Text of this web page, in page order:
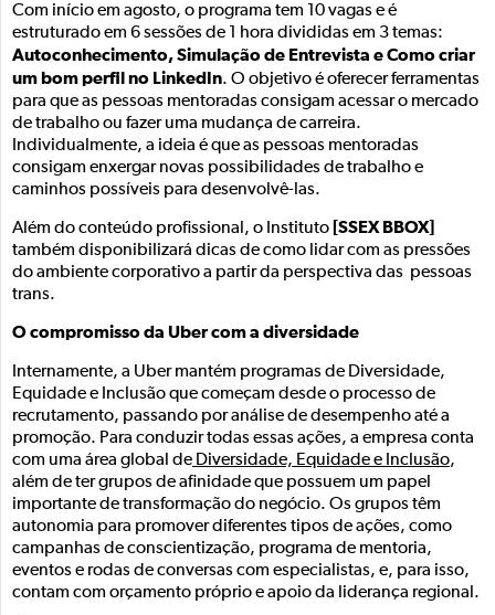
Com início em agosto, o programa tem 10 vagas e é
estruturado em 6 sessões de 1 hora divididas em 3 temas:
Autoconhecimento, Simulação de Entrevista e Como criar
um bom perfil no LinkedIn. O objetivo é oferecer ferramentas
para que as pessoas mentoradas consigam acessar o mercado
de trabalho ou fazer uma mudança de carreira.
Individualmente, a ideia é que as pessoas mentoradas
consigam enxergar novas possibilidades de trabalho e
caminhos possíveis para desenvolvê-las.
Além do conteúdo profissional, o Instituto [SSEX BBOX]
também disponibilizará dicas de como lidar com as pressões
do ambiente corporativo a partir da perspectiva das pessoas
trans.
O compromisso da Uber com a diversidade
Internamente, a Uber mantém programas de Diversidade,
Equidade e Inclusão que começam desde o processo de
recrutamento, passando por análise de desempenho até a
promoção. Para conduzir todas essas ações, a empresa conta
com uma área global de Diversidade, Equidade e Inclusão,
além de ter grupos de afinidade que possuem um papel
importante de transformação do negócio. Os grupos têm
autonomia para promover diferentes tipos de ações, como
campanhas de conscientização, programa de mentoria,
eventos e rodas de conversas com especialistas, e, para isso,
contam com orçamento próprio e apoio da liderança regional.